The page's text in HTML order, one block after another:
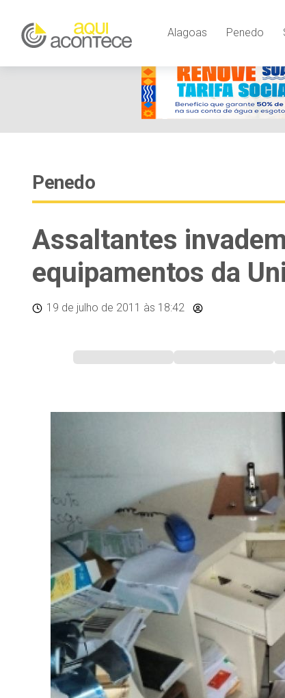
Alagoas Penedo
Penedo
Assaltantes
equipamentos da
19 de julho de 2011 às 18:42